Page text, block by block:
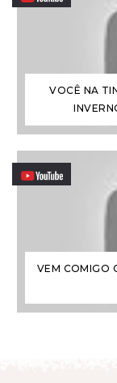
VOCÊ NA
VEM COMIGO